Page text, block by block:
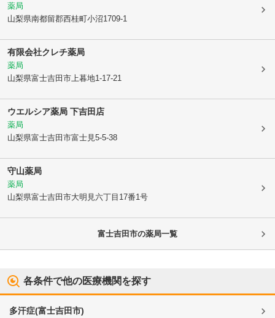
薬局
山梨県南都留郡西桂町小沼1709-1
有限会社クレチ薬局
薬局
山梨県富士吉田市 上暮地1-17-21
ウエルシア薬局 下吉田店
薬局
山梨県富士吉田市富士見5-5-38
守山薬局
薬局
山梨県富士吉田市大明見六丁目17番1号
富士吉田市の薬局一覧
各条件で他の医療機関を探す
多汗症(富士吉田市)